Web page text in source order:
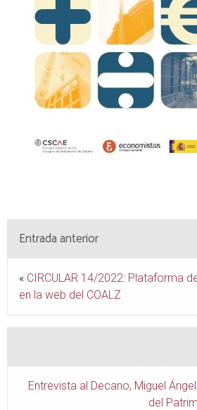
Entrada anterior
« CIRCULAR 14/2022: Plataforma
en la web del COALZ
Entrevista al Decano, Miguel
del